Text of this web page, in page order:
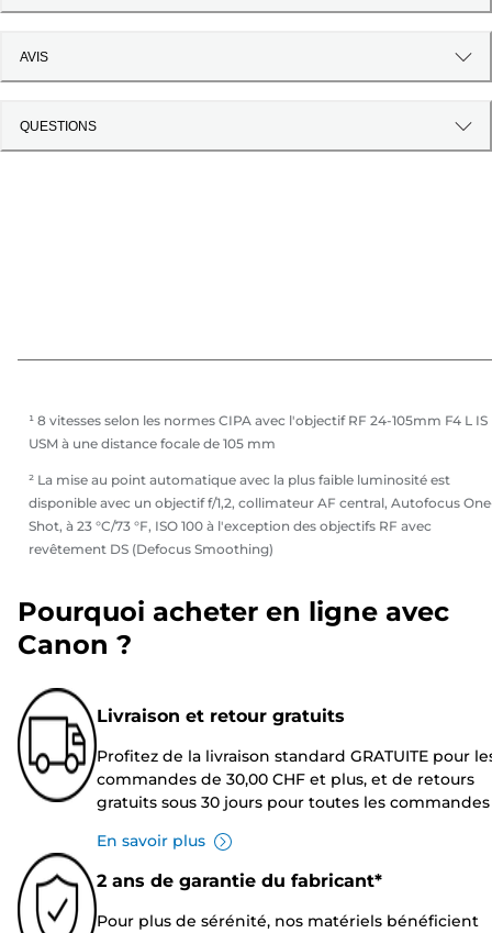
AVIS
QUESTIONS
¹ 8 vitesses selon les normes CIPA avec l'objectif RF 24-105mm F4 L IS
USM à une distance focale de 105 mm
² La mise au point automatique avec la plus faible luminosité est
disponible avec un objectif f/1,2, collimateur AF central, Autofocus
Shot, à 23 °C/73 °F, ISO 100 à l'exception des objectifs RF avec
revêtement DS (Defocus Smoothing)
Pourquoi acheter en ligne avec
Canon ?
Livraison et retour gratuits
Profitez de la livraison standard GRATUITE pour
commandes de 30,00 CHF et plus, et de retours
gratuits sous 30 jours pour toutes les commandes
En savoir plus
2 ans de garantie du fabricant*
Pour plus de sérénité, nos matériels bénéficient